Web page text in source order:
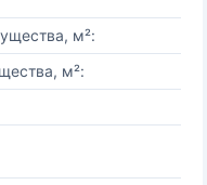
м²:
м²: